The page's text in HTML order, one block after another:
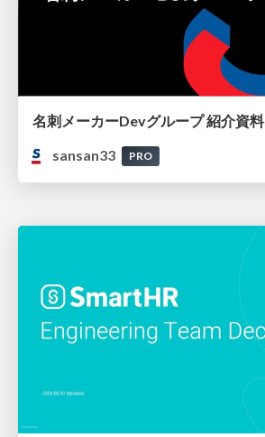
名刺メーカーDevグループ 紹介資料
sansan33
PRO